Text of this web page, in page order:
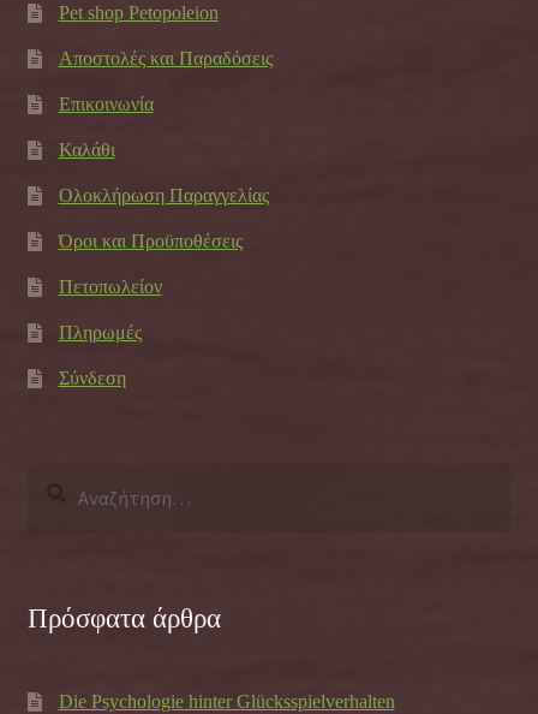
Pet shop Petopoleion
Αποστολές και Παραδόσεις
Επικοινωνία
Καλάθι
Ολοκλήρωση Παραγγελίας
Όροι και Προϋποθέσεις
Πετοπωλείον
Πληρωμές
Σύνδεση
Πρόσφατα άρθρα
Die Psychologie hinter Glücksspielverhalten